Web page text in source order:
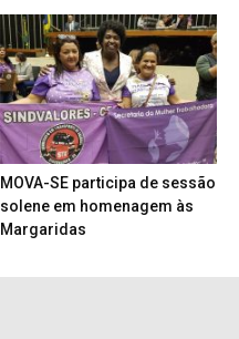
MOVA-SE participa de sessão
solene em homenagem às
Margaridas